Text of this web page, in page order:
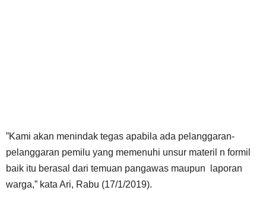
”Kami akan menindak tegas apabila ada pelanggaran-
pelanggaran pemilu yang memenuhi unsur materil n formil
baik itu berasal dari temuan pangawas maupun laporan
warga,” kata Ari, Rabu (17/1/2019).